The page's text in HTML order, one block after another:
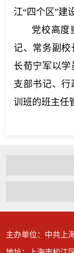
江“四个区”建
党校高度
记、常务副校
长荀宁军以
支部书记、
训班的班主任
主办单位：中共上